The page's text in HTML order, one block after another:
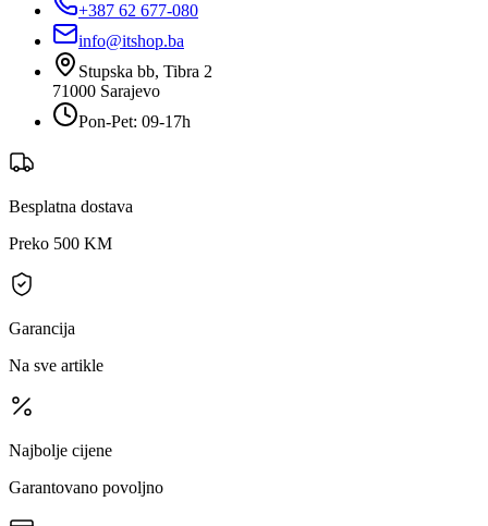
+387 62 677-080
info@itshop.ba
Stupska bb, Tibra 2
71000 Sarajevo
Pon-Pet: 09-17h
Besplatna dostava
Preko 500 KM
Garancija
Na sve artikle
Najbolje cijene
Garantovano povoljno